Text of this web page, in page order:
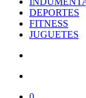
DEPORTES
FITNESS
JUGUETES